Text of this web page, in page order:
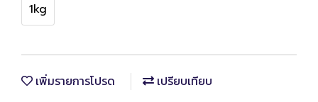
1kg
เพิ่มรายการโปรด เปรียบเทียบ